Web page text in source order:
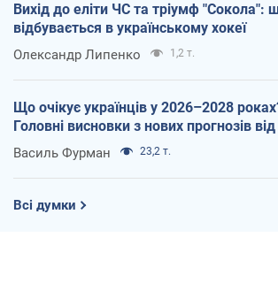
Вихід до еліти ЧС та тріумф "Сокола":
відбувається в українському хокеї
Олександр Липенко 1,2 т.
Що очікує українців у 2026–2028
Головні висновки з нових прогнозів
Василь Фурман 23,2 т.
Всі думки